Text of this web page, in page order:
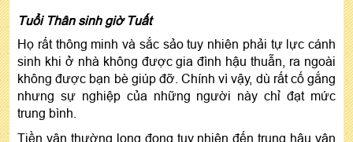
Tuổi Thân sinh giờ Tuất
Họ rất thông minh và sắc sảo tuy nhiên phải tự lực cánh
sinh khi ở nhà không được gia đình hậu thuẫn, ra ngoài
không được bạn bè giúp đỡ. Chính vì vậy, dù rất cố gắng
nhưng sự nghiệp của những người này chỉ đạt mức
trung bình.
Tiền vận thường long đong tuy nhiên đến trung hậu vận